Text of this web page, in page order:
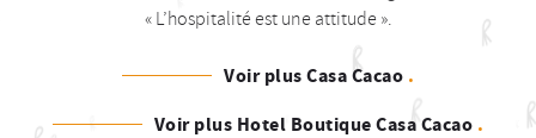
« L’hospitalité est une attitude ».
Voir plus Casa Cacao .
Voir plus Hotel Boutique Casa Cacao .